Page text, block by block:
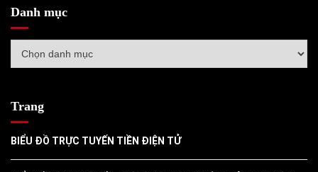
Danh mục
mục
Trang
BIỂU ĐỒ TRỰC TUYẾN TIỀN ĐIỆN TỬ